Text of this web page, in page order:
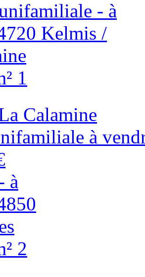
1
Calamine
à
2